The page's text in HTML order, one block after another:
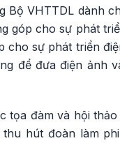
Bộ VHTTDL dành
góp cho sự phát
cho sự phát triển
để đưa điện ảnh
tọa đàm và hội
hút đoàn làm